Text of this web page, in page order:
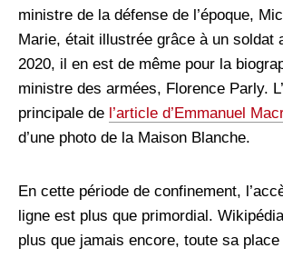
ministre de la défense de l’époque,
Marie, était illustrée grâce à un soldat
2020, il en est de même pour la
ministre des armées, Florence Parly.
principale de l’article d’Emmanuel
d’une photo de la Maison Blanche.
En cette période de confinement,
ligne est plus que primordial.
plus que jamais encore, toute sa